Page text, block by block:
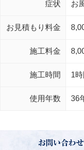
症状 お
お見積もり料金
施工料金
施工時間 1時
使用年数 36